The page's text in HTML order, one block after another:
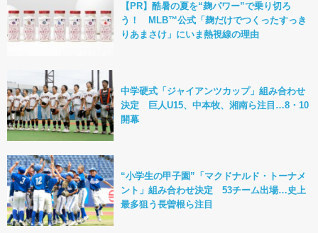
【PR】酷暑の夏を“麹パワー”で乗り切ろ
う！ MLB™公式「麹だけでつくったすっき
りあまさけ」にいま熱視線の理由
中学硬式「ジャイアンツカップ」組み合わせ
決定 巨人U15、中本牧、湘南ら注目…8・10
開幕
“小学生の甲子園”「マクドナルド・トーナメ
ント」組み合わせ決定 53チーム出場…史上
最多狙う長曽根ら注目